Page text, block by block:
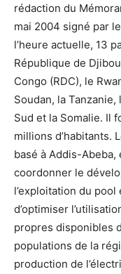
rédaction du
mai 2004 signé par
l’heure actuelle, 13
République de
Congo (RDC), le
Soudan, la Tanzanie,
Sud et la Somalie. Il
millions d’habitants.
basé à Addis-Abeba,
coordonner le
l’exploitation du pool
d’optimiser
propres disponibles
populations de la
production de